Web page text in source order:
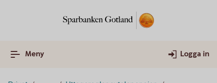
Meny Logga in